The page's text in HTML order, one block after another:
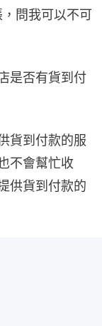
問我可以不可
是否有貨到付
貨到付款的服
不會幫忙收
供貨到付款的